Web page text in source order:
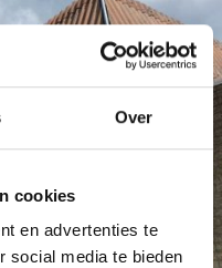
Over
cookies
en advertenties te
social media te bieden